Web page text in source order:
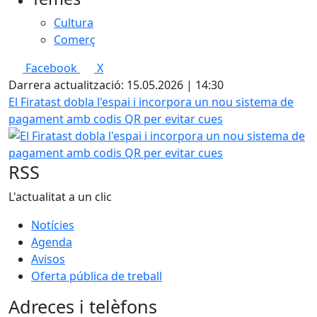
Cultura
Comerç
Facebook
X
Darrera actualització: 15.05.2026 | 14:30
El Firatast dobla l'espai i incorpora un nou sistema de
pagament amb codis QR per evitar cues
RSS
L'actualitat a un clic
Notícies
Agenda
Avisos
Oferta pública de treball
Adreces i telèfons